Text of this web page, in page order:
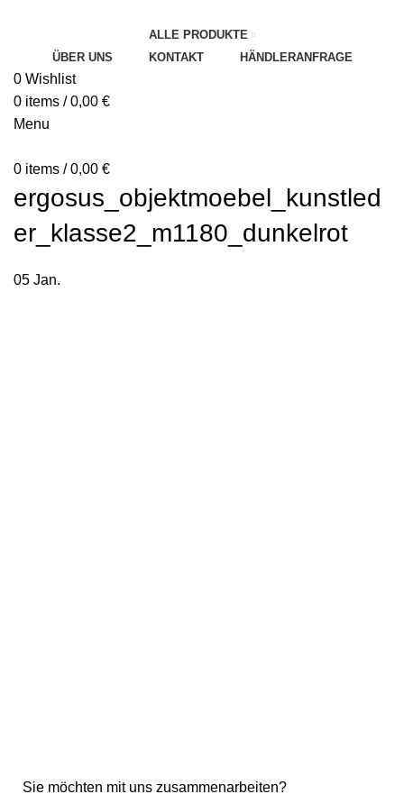
ALLE PRODUKTE
ÜBER UNS
KONTAKT HÄNDLERANFRAGE
0 Wishlist
0 items / 0,00 €
Menu
0 items / 0,00 €
ergosus_objektmoebel_kunstled
er_klasse2_m1180_dunkelrot
05 Jan.
Sie möchten mit uns zusammenarbeiten?